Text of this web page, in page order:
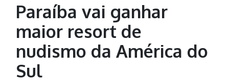
Paraíba vai ganhar
maior resort de
nudismo da América do
Sul